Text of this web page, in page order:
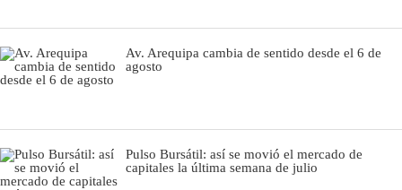
Tecnología
Club del Suscriptor
G de Gestión
Notas Contratadas
Av. Arequipa cambia de sentido desde el 6 de
agosto
Pulso Bursátil: así se movió el mercado de
capitales la última semana de julio